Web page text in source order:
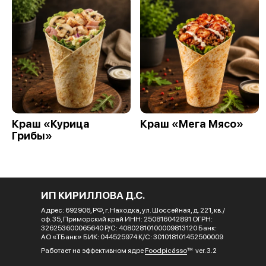
Краш «Курица
Грибы»
Краш «Мега Мясо»
ИП КИРИЛЛОВА Д.С.
Адрес: 692906, РФ, г. Находка, ул. Шоссейная, д. 221, кв./
оф. 35, Приморский край ИНН: 250816042891 ОГРН:
326253600065640 Р/С: 40802810100009813120 Банк:
АО «ТБанк» БИК: 044525974 К/С: 301018101452500009
Работает на эффективном ядреFoodpicássover. 3.2